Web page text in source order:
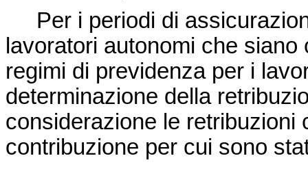
Per i periodi di
lavoratori autonomi che
regimi di previdenza per i
determinazione della
considerazione le retribuzioni
contribuzione per cui sono